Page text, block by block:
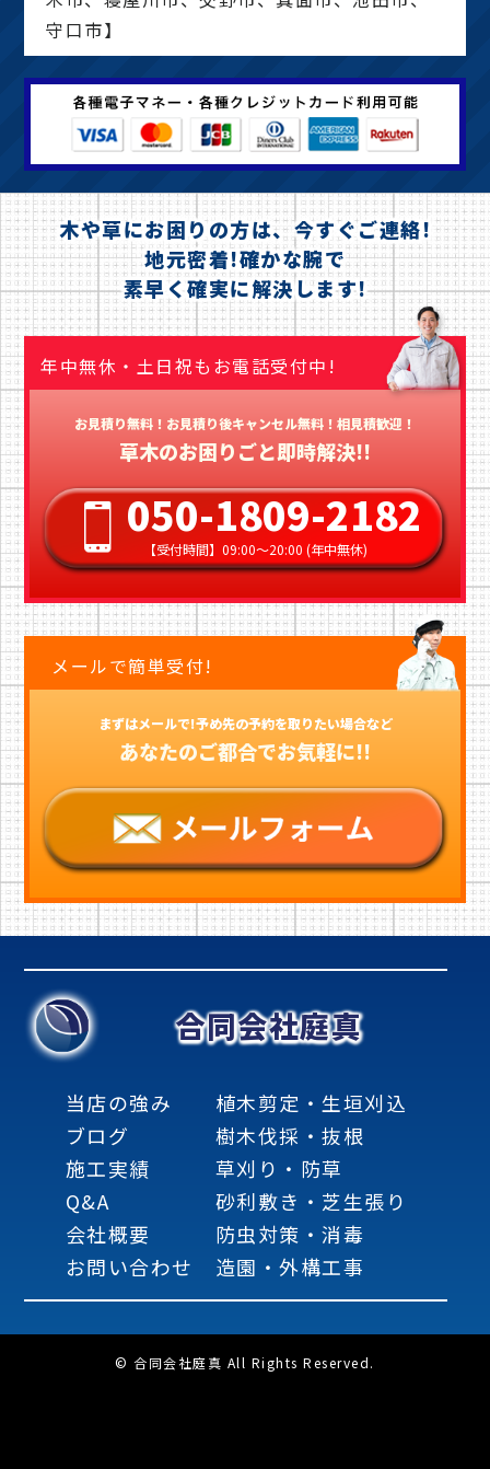
守口市】
木や草にお困りの方は、今すぐご連絡!
地元密着!確かな腕で
素早く確実に解決します!
年中無休・土日祝もお電話受付中!
お見積り無料！お見積り後キャンセル無料！相見積歓迎！
草木のお困りごと即時解決!!
050-1809-2182
【受付時間】09:00〜20:00 (年中無休)
メールで簡単受付!
まずはメールで!予め先の予約を取りたい場合など
あなたのご都合でお気軽に!!
合同会社庭真
当店の強み
ブログ
施工実績
Q&A
会社概要
お問い合わせ
植木剪定・生垣刈込
樹木伐採・抜根
草刈り・防草
砂利敷き・芝生張り
防虫対策・消毒
造園・外構工事
© 合同会社庭真 All Rights Reserved.